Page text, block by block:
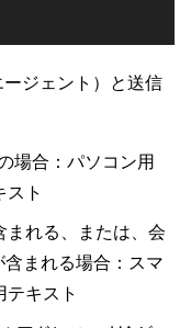
ジェント）と送信
場合：パソコン用
ト
れる、または、会
まれる場合：スマ
キスト